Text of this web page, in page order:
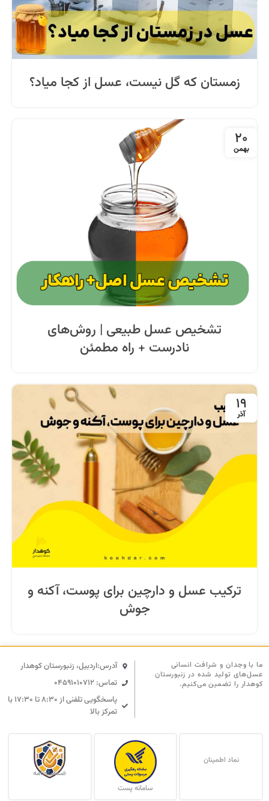
زمستان که گل نیست، عسل از کجا میاد؟
20
بهمن
تشخیص عسل طبیعی | روش‌های
نادرست + راه مطمئن
19
آذر
ترکیب عسل و دارچین برای پوست، آکنه و
جوش
آدرس:اردبیل، زنبورستان کوهدار
تماس: 04591010712
پاسخگویی تلفنی از ۸:۳۰ تا ۱۷:۳۰ با
تمرکز بالا
ما با وجدان و شرافت انسانی
عسل‌های تولید شده در زنبورستان
کوهدار را تضمین می‌کنیم.
نماد اطمینان
سامانه پست
ضمانت نامه